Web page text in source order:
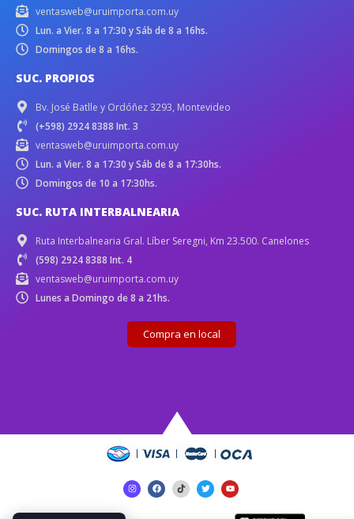
ventasweb@uruimporta.com.uy
Lun. a Vier. 8 a 17:30 y Sáb de 8 a 16hs.
Domingos de 8 a 16hs.
SUC. PROPIOS
Bv. José Batlle y Ordóñez 3293, Montevideo
(+598) 2924 8388 Int. 3
ventasweb@uruimporta.com.uy
Lun. a Vier. 8 a 17:30 y Sáb de 8 a 17:30hs.
Domingos de 10 a 17:30hs.
SUC. RUTA INTERBALNEARIA
Ruta Interbalnearia Gral. Líber Seregni, Km 23.500. Canelones
(598) 2924 8388 Int. 4
ventasweb@uruimporta.com.uy
Lunes a Domingo de 8 a 21hs.
Compra en local